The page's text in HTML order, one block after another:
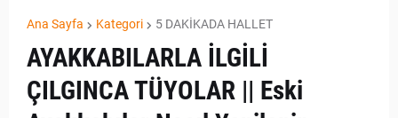
Ana Sayfa Kategori 5 DAKİKADA HALLET
AYAKKABILARLA İLGİLİ
ÇILGINCA TÜYOLAR || Eski